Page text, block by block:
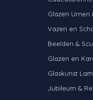
Glazen Urnen
Vazen en
Beelden &
Glazen en
Glaskunst
Jubileum &